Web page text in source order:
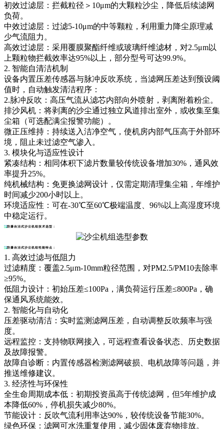
初效过滤层：拦截粒径＞10μm的大颗粒沙尘，降低后续滤网
负荷。
中效过滤层：过滤5-10μm的中等颗粒，利用重力降尘原理减
少气流阻力。
高效过滤层：采用覆膜聚酯纤维或玻璃纤维滤材，对2.5μm以
上颗粒物拦截效率达95%以上，部分型号可达99.9%。
2. 智能自清洁机制
设备内置压差传感器与脉冲反吹系统，当滤网压差达到预设阈
值时，自动触发清洁程序：
2.脉冲反吹：高压气流从滤芯内部向外喷射，剥离附着粉尘。
排沙风机：将剥离的沙尘通过独立风道排出室外，或收集至集
尘箱（可选配满尘报警功能）。
微正压维持：持续送入洁净空气，使机房内部气压高于外部环
境，阻止未过滤空气渗入。
3. 模块化与适应性设计
紧凑结构：相同体积下滤片数量较传统设备增加30%，通风效
率提升25%。
纯机械结构：免更换滤网设计，仅需定期清理集尘箱，年维护
时间减少200小时以上。
环境适应性：可在-30℃至60℃极端温度、96%以上高湿度环境
中稳定运行。
防爆自洁式沙尘机组技术选型：
防爆自洁式沙尘机组性能特点：
1. 高效过滤与低阻力
过滤精度：覆盖2.5μm-10mm粒径范围，对PM2.5/PM10去除率
≥95%。
低阻力设计：初始压差≤100Pa，满负荷运行压差≤800Pa，确
保通风系统能效。
2. 智能化与自动化
压差驱动清洁：实时监测滤网压差，自动调整反吹频率与强
度。
远程监控：支持物联网接入，可远程查看设备状态、历史数据
及故障报警。
故障自诊断：内置传感器检测滤网破损、电机故障等问题，并
推送维修建议。
3. 经济性与环保性
全生命周期成本低：初期投资虽高于传统滤网，但5年维护成
本降低60%，停机损失减少80%。
节能设计：反吹气流利用率达90%，较传统设备节能30%。
绿色环保：滤网可水洗重复使用，减少固体废弃物排放。